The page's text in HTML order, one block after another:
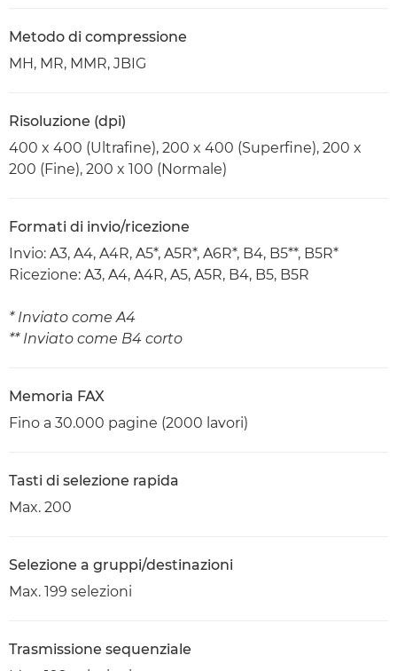
Metodo di compressione
MH, MR, MMR, JBIG
Risoluzione (dpi)
400 x 400 (Ultrafine), 200 x 400 (Superfine), 200 x
200 (Fine), 200 x 100 (Normale)
Formati di invio/ricezione
Invio: A3, A4, A4R, A5*, A5R*, A6R*, B4, B5**, B5R*
Ricezione: A3, A4, A4R, A5, A5R, B4, B5, B5R
* Inviato come A4
** Inviato come B4 corto
Memoria FAX
Fino a 30.000 pagine (2000 lavori)
Tasti di selezione rapida
Max. 200
Selezione a gruppi/destinazioni
Max. 199 selezioni
Trasmissione sequenziale